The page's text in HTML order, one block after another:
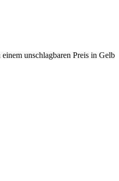
unschlagbaren Preis in Gelb